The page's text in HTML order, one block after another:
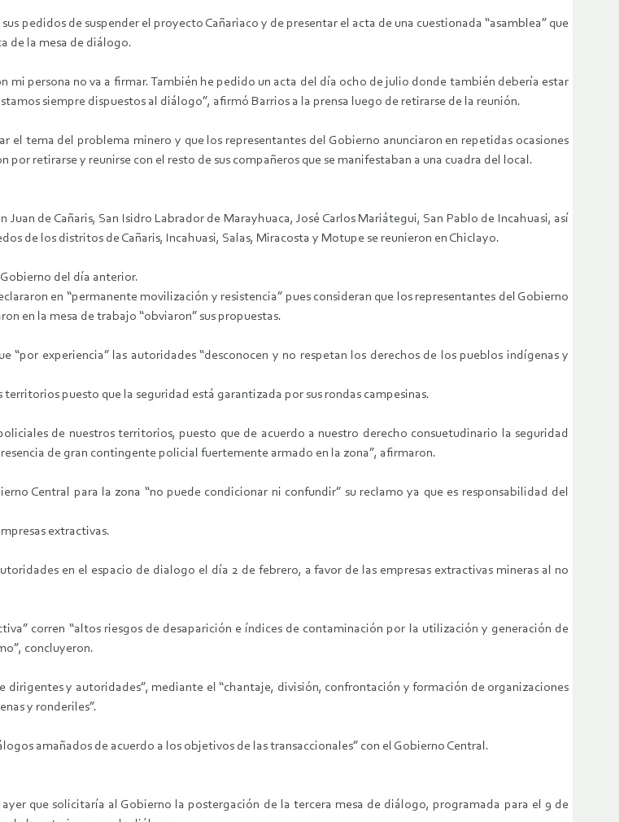
pedidos de suspender el proyecto Cañariaco y de presentar el acta de una cuestionada “asamblea” que
de la mesa de diálogo.
mi persona no va a firmar. También he pedido un acta del día ocho de julio donde también debería estar
siempre dispuestos al diálogo”, afirmó Barrios a la prensa luego de retirarse de la reunión.
el tema del problema minero y que los representantes del Gobierno anunciaron en repetidas ocasiones
retirarse y reunirse con el resto de sus compañeros que se manifestaban a una cuadra del local.
de Cañaris, San Isidro Labrador de Marayhuaca, José Carlos Mariátegui, San Pablo de Incahuasi, así
de los distritos de Cañaris, Incahuasi, Salas, Miracosta y Motupe se reunieron en Chiclayo.
del día anterior.
en “permanente movilización y resistencia” pues consideran que los representantes del Gobierno
en la mesa de trabajo “obviaron” sus propuestas.
“por experiencia” las autoridades “desconocen y no respetan los derechos de los pueblos indígenas y
puesto que la seguridad está garantizada por sus rondas campesinas.
de nuestros territorios, puesto que de acuerdo a nuestro derecho consuetudinario la seguridad
de gran contingente policial fuertemente armado en la zona”, afirmaron.
Central para la zona “no puede condicionar ni confundir” su reclamo ya que es responsabilidad del
extractivas.
en el espacio de dialogo el día 2 de febrero, a favor de las empresas extractivas mineras al no
corren “altos riesgos de desaparición e índices de contaminación por la utilización y generación de
concluyeron.
dirigentes y autoridades”, mediante el “chantaje, división, confrontación y formación de organizaciones
y ronderiles”.
amañados de acuerdo a los objetivos de las transaccionales” con el Gobierno Central.
que solicitaría al Gobierno la postergación de la tercera mesa de diálogo, programada para el 9 de